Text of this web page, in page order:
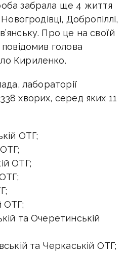
забрала ще 4 життя
Добропіллі,
Про це на своїй
голова
Кириленко.
лабораторії
хворих, серед яких 11
ОТГ;
ОТГ;
ОТГ;
та Очеретинській
та Черкаській ОТГ;